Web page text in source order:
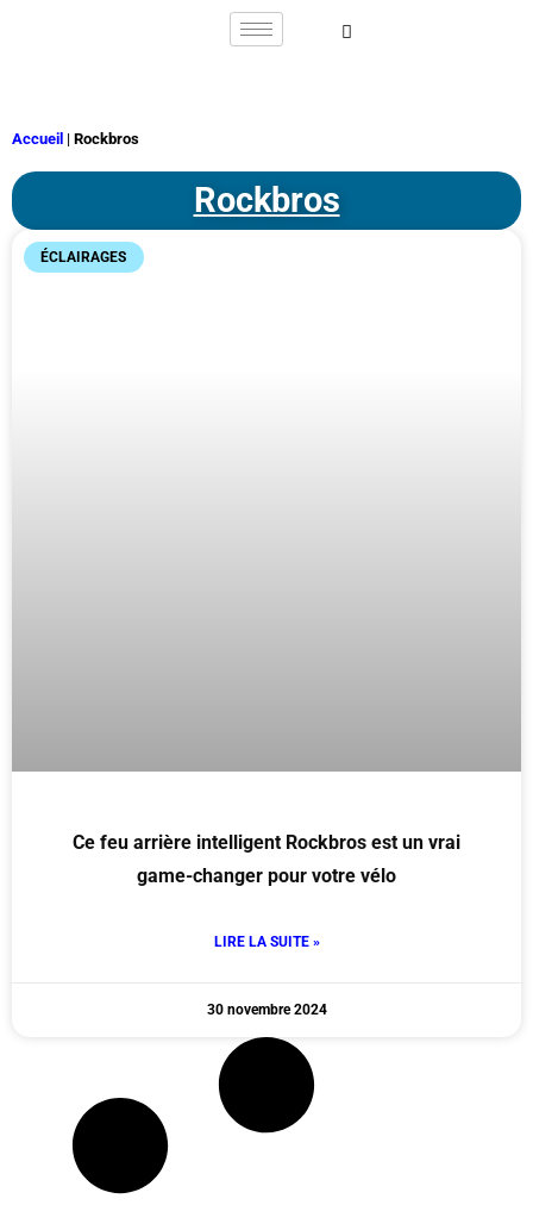
Accueil | Rockbros
Rockbros
ÉCLAIRAGES
Ce feu arrière intelligent Rockbros est un vrai
game-changer pour votre vélo
LIRE LA SUITE »
30 novembre 2024